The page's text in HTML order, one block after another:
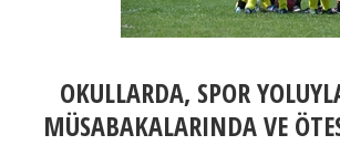
OKULLARDA, SPOR
MÜSABAKALARINDA VE